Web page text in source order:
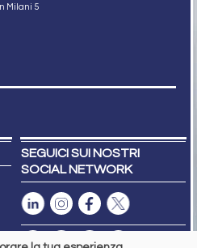
Milani 5
SEGUICI SUI NOSTRI
SOCIAL NETWORK